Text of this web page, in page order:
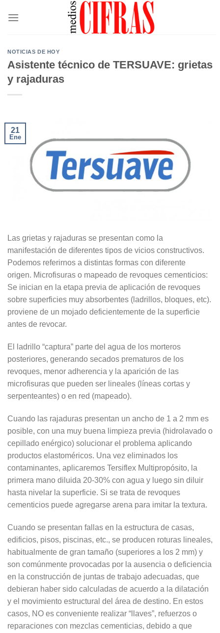
NOTICIAS DE HOY
Asistente técnico de TERSUAVE: grietas
y rajaduras
21
Ene
Las grietas y rajaduras se presentan como la
manifestación de diferentes tipos de vicios constructivos.
Podemos referirnos a distintas formas con diferente
origen. Microfisuras o mapeado de revoques cementicios:
Se inician en la etapa previa de aplicación de revoques
sobre superficies muy absorbentes (ladrillos, bloques, etc).
proviene de un mojado deficientemente de la superficie
antes de revocar.
El ladrillo “captura” parte del agua de los morteros
posteriores, generando secados prematuros de los
revoques, menor adherencia y la aparición de las
microfisuras que pueden ser lineales (líneas cortas y
serpenteantes) o en red (mapeado).
Cuando las rajaduras presentan un ancho de 1 a 2 mm es
posible, con una muy buena limpieza previa (hidrolavado o
cepillado enérgico) solucionar el problema aplicando
productos elastoméricos. Una vez eliminados los
contaminantes, aplicaremos Tersiflex Multipropósito, la
primera mano diluida 20-30% con agua y luego sin diluir
hasta nivelar la superficie. Si se trata de revoques
cementicios puede agregarse arena para imitar la textura.
Cuando se presentan fallas en la estructura de casas,
edificios, pisos, piscinas, etc., se producen roturas lineales,
habitualmente de gran tamaño (superiores a los 2 mm) y
son comúnmente provocadas por la ausencia o deficiencia
en la construcción de juntas de trabajo adecuadas, que
debieran haber sido calculadas de acuerdo a la dilatación
y el movimiento estructural del área de destino. En estos
casos, NO es conveniente realizar “llaves”, refuerzos o
reparaciones con mezclas cementicias, debido a que